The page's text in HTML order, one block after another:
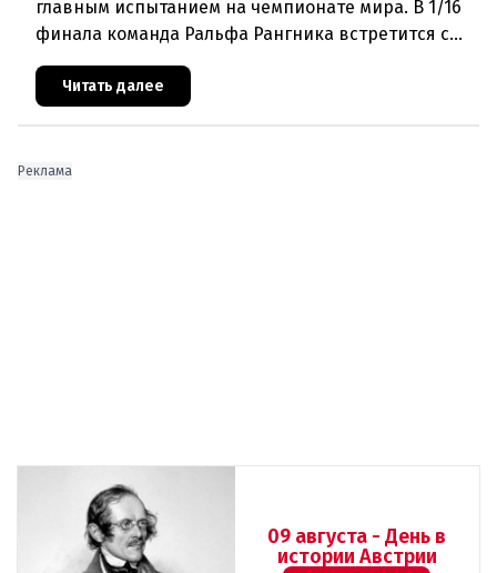
главным испытанием на чемпионате мира. В 1/16
финала команда Ральфа Рангника встретится с
Австрийцы — явные аутсайде
Читать далее
Реклама
09 августа - День в
истории Австрии